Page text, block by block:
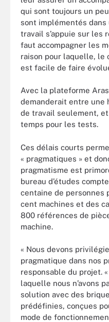
qui sont toujours un
sont implémentés
travail s’appuie sur les
faut accompagner les
raison pour laquelle, le
est facile de faire
Avec la plateforme
demanderait entre une
de travail seulement,
temps pour les tests.
Ces délais courts
« pragmatiques » et
pragmatisme est
bureau d’études
centaine de personnes
cent machines et des
800 références de
machine.
« Nous devons
pragmatique dans nos
responsable du projet.
laquelle nous n’avons
solution avec des
prédéfinies, conçues
mode de